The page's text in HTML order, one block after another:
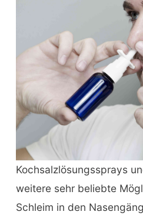
Kochsalzlösungssprays
weitere sehr beliebte
Schleim in den